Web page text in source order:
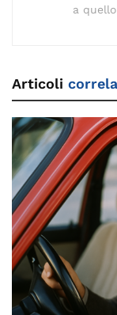
a
Articoli